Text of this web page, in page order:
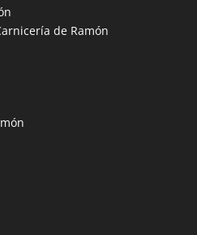
de Ramón